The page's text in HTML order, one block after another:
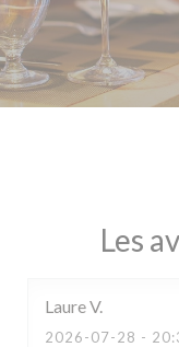
Les
LaureV
2026-07-28 -